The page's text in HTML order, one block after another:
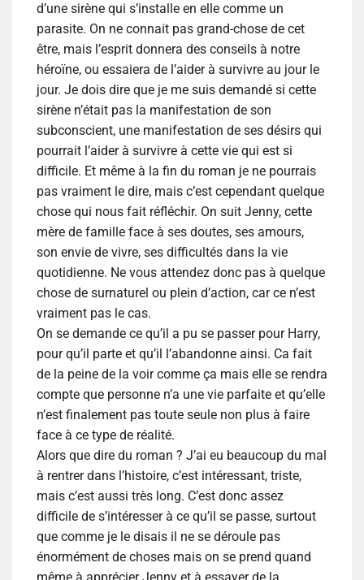
d’une sirène qui s’installe en elle comme un
parasite. On ne connait pas grand-chose de cet
être, mais l’esprit donnera des conseils à notre
héroïne, ou essaiera de l’aider à survivre au jour le
jour. Je dois dire que je me suis demandé si cette
sirène n’était pas la manifestation de son
subconscient, une manifestation de ses désirs qui
pourrait l’aider à survivre à cette vie qui est si
difficile. Et même à la fin du roman je ne pourrais
pas vraiment le dire, mais c’est cependant quelque
chose qui nous fait réfléchir. On suit Jenny, cette
mère de famille face à ses doutes, ses amours,
son envie de vivre, ses difficultés dans la vie
quotidienne. Ne vous attendez donc pas à quelque
chose de surnaturel ou plein d’action, car ce n’est
vraiment pas le cas.
On se demande ce qu’il a pu se passer pour Harry,
pour qu’il parte et qu’il l’abandonne ainsi. Ca fait
de la peine de la voir comme ça mais elle se rendra
compte que personne n’a une vie parfaite et qu’elle
n’est finalement pas toute seule non plus à faire
face à ce type de réalité.
Alors que dire du roman ? J’ai eu beaucoup du mal
à rentrer dans l’histoire, c’est intéressant, triste,
mais c’est aussi très long. C’est donc assez
difficile de s’intéresser à ce qu’il se passe, surtout
que comme je le disais il ne se déroule pas
énormément de choses mais on se prend quand